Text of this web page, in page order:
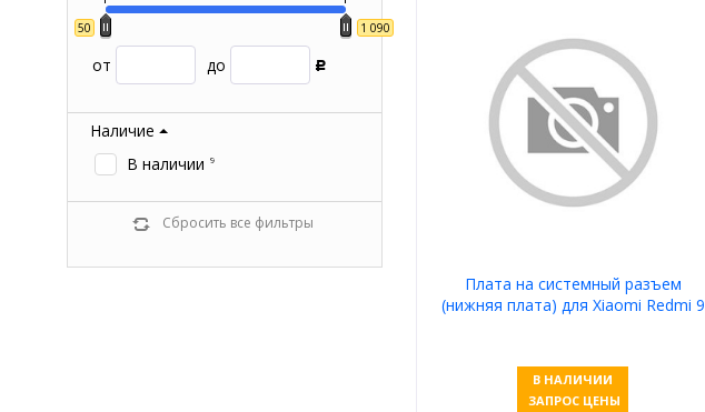
50 1 090
от до Р
Наличие
В наличии 9
Сбросить все фильтры
Плата на системный разъем
(нижняя плата) для Xiaomi Redmi 9
В НАЛИЧИИ
ЗАПРОС ЦЕНЫ